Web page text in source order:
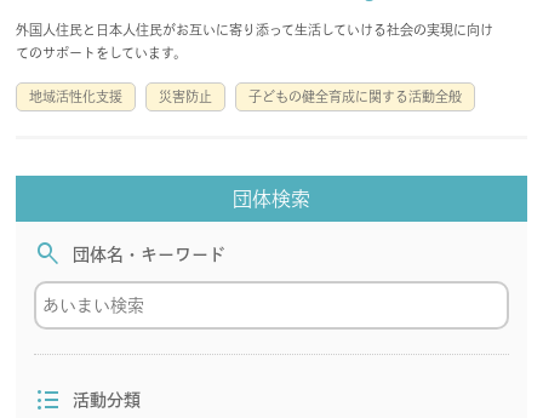
外国人住民と日本人住民がお互いに寄り添って生活していける社会の実現に向け
てのサポートをしています。
地域活性化支援 災害防止 子どもの健全育成に関する活動全般
団体検索
search 団体名・キーワード
format_list_bulleted 活動分類